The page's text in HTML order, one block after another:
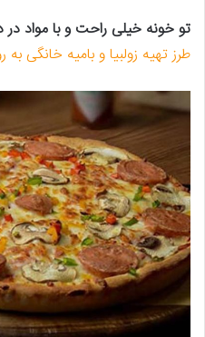
تو خونه خیلی راحت و با مواد
طرز تهیه زولبیا و بامیه خانگی به